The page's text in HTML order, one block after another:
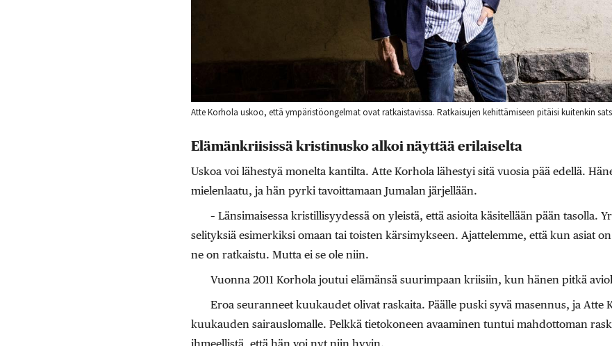
Atte Korhola uskoo, että ympäristöongelmat ovat ratkaistavissa. Ratkaisujen kehittämiseen pitäisi kuitenkin
Elämänkriisissä kristinusko alkoi näyttää erilaiselta
Uskoa voi lähestyä monelta kantilta. Atte Korhola lähestyi sitä vuosia pää edellä.
mielenlaatu, ja hän pyrki tavoittamaan Jumalan järjellään.
– Länsimaisessa kristillisyydessä on yleistä, että asioita käsitellään pään tasolla.
selityksiä esimerkiksi omaan tai toisten kärsimykseen. Ajattelemme, että kun asiat
ne on ratkaistu. Mutta ei se ole niin.
Vuonna 2011 Korhola joutui elämänsä suurimpaan kriisiin, kun hänen pitkä
Eroa seuranneet kuukaudet olivat raskaita. Päälle puski syvä masennus, ja Atte
kuukauden sairauslomalle. Pelkkä tietokoneen avaaminen tuntui mahdottoman